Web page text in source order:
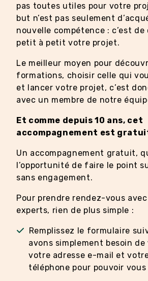
pas toutes utiles pour votre
but n’est pas seulement
nouvelle compétence : c’est
petit à petit votre projet.
Le meilleur moyen pour
formations, choisir celle qui
et lancer votre projet, c’est
avec un membre de notre
Et comme depuis 10 ans, cet
accompagnement est
Un accompagnement gratuit,
l’opportunité de faire le point
sans engagement.
Pour prendre rendez-vous
experts, rien de plus simple :
Remplissez le formulaire
avons simplement besoin
votre adresse e-mail et
téléphone pour pouvoir